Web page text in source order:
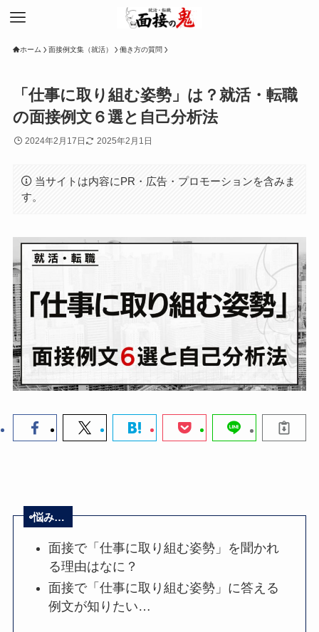
ホーム 面接例文集（就活） 働き方の質問
「仕事に取り組む姿勢」は？就活・転職
の面接例文６選と自己分析法
2024年2月17日 2025年2月1日
当サイトは内容にPR・広告・プロモーションを含みま
す。
悩み…
面接で「仕事に取り組む姿勢」を聞かれ
る理由はなに？
面接で「仕事に取り組む姿勢」に答える
例文が知りたい…